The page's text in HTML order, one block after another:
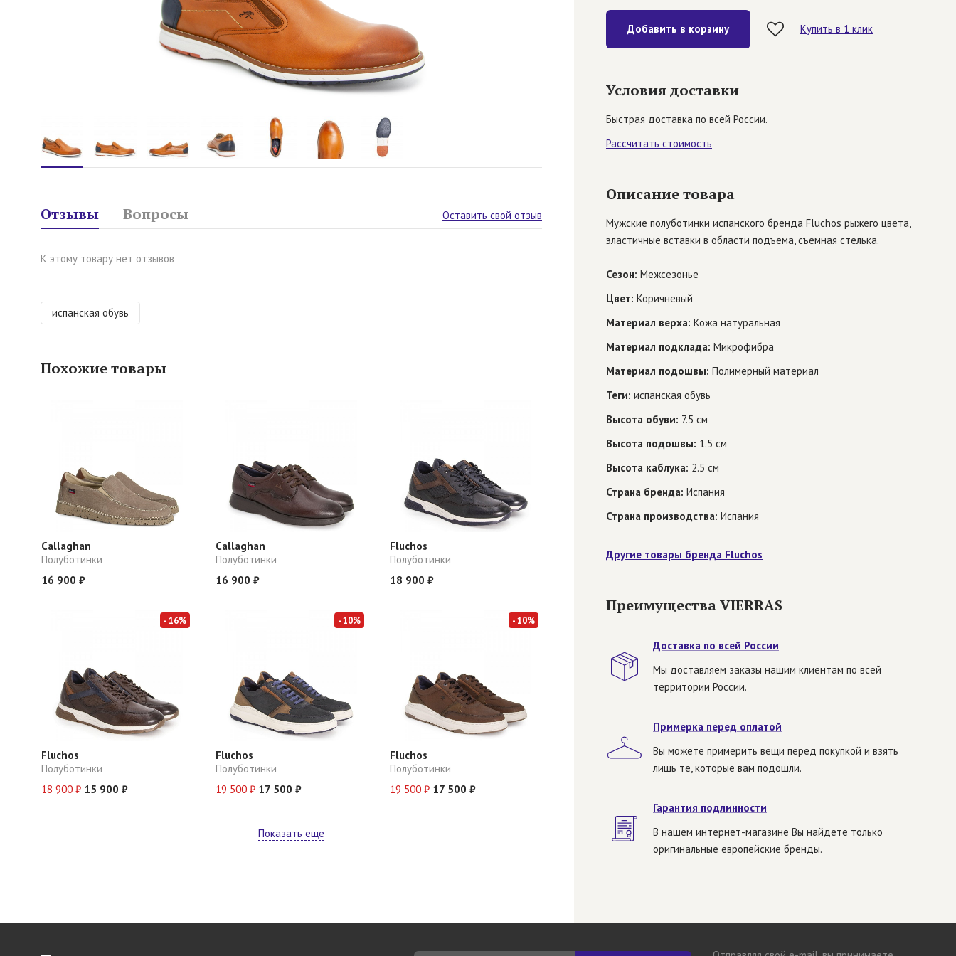
Отзывы Вопросы Оставить свой отзыв
К этому товару нет отзывов
испанская обувь
Похожие товары
Callaghan
Полуботинки
16 900 ₽
Callaghan
Полуботинки
16 900 ₽
Fluchos
Полуботинки
18 900 ₽
- 16%
Fluchos
Полуботинки
18 900 ₽ 15 900 ₽
- 10%
Fluchos
Полуботинки
19 500 ₽ 17 500 ₽
- 10%
Fluchos
Полуботинки
19 500 ₽ 17 500 ₽
Показать еще
Добавить в корзину Купить в 1 клик
Условия доставки
Быстрая доставка по всей России.
Рассчитать стоимость
Описание товара
Мужские полуботинки испанского бренда Fluchos рыжего цвета,
эластичные вставки в области подъема, съемная стелька.
Сезон: Межсезонье
Цвет: Коричневый
Материал верха: Кожа натуральная
Материал подклада: Микрофибра
Материал подошвы: Полимерный материал
Теги: испанская обувь
Высота обуви: 7.5 см
Высота подошвы: 1.5 см
Высота каблука: 2.5 см
Страна бренда: Испания
Страна производства: Испания
Другие товары бренда Fluchos
Преимущества VIERRAS
Доставка по всей России
Мы доставляем заказы нашим клиентам по всей
территории России.
Примерка перед оплатой
Вы можете примерить вещи перед покупкой и взять
лишь те, которые вам подошли.
Гарантия подлинности
В нашем интернет-магазине Вы найдете только
оригинальные европейские бренды.